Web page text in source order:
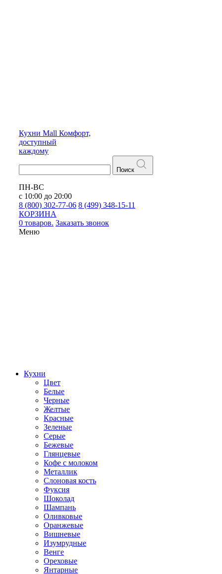
Кухни Mall Комфорт,
доступный
каждому
Поиск
ПН-ВС
с 10:00 до 20:00
8 (800) 302-77-06 8 (499) 348-15-11
КОРЗИНА
0 товаров. Заказать звонок
Меню
Кухни
Цвет
Белые
Черные
Желтые
Красные
Зеленые
Серые
Бежевые
Глянцевые
Кофе с молоком
Металлик
Слоновая кость
Фуксия
Шоколад
Шампань
Оливковые
Оранжевые
Вишневые
Изумрудные
Венге
Ореховые
Янтарные